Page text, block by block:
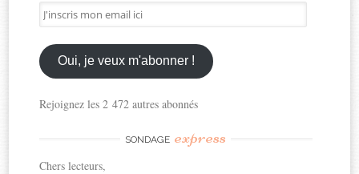
J'inscris
mon
email
ici
Oui, je veux m'abonner !
Rejoignez les 2 472 autres abonnés
SONDAGE express
Chers lecteurs,